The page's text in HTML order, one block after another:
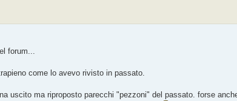
forum...
come lo avevo rivisto in passato.
uscito ma riproposto parecchi "pezzoni" del passato. forse